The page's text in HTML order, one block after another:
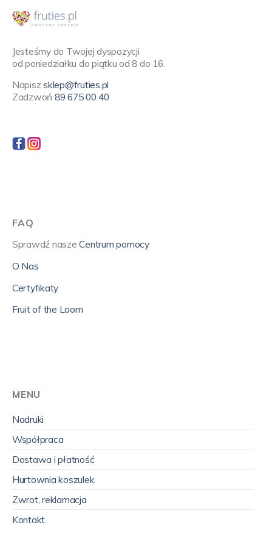
Jesteśmy do Twojej dyspozycji
od poniedziałku do piątku od 8 do 16.
Napiszsklep@fruties.pl
Zadzwoń 89 675 00 40
FAQ
Sprawdź naszeCentrum pomocy
O Nas
Certyfikaty
Fruit of the Loom
MENU
Nadruki
Współpraca
Dostawa i płatność
Hurtownia koszulek
Zwrot, reklamacja
Kontakt